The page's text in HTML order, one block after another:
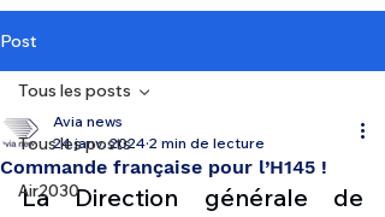
Post
Tous les posts
Air2030
Tous les posts
Commande française pour l’H145 !
Avia news
24 janv. 2024 2 min de lecture
La Direction générale de